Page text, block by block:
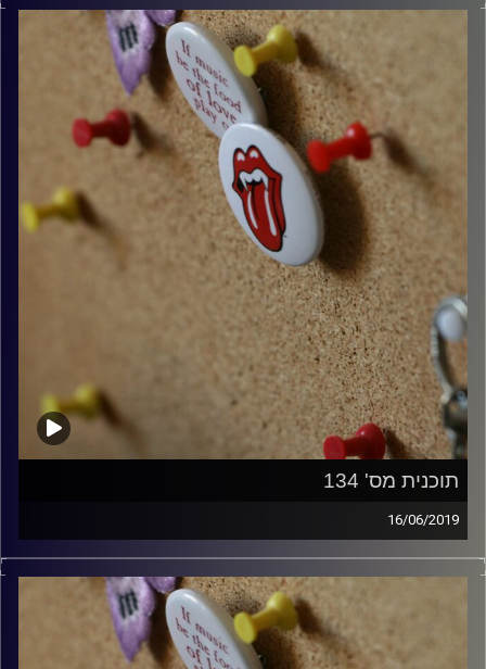
włodi
תוכנית מס' 134
16/06/2019
קלאסיקות רוק עם אורן הוף.
włodi